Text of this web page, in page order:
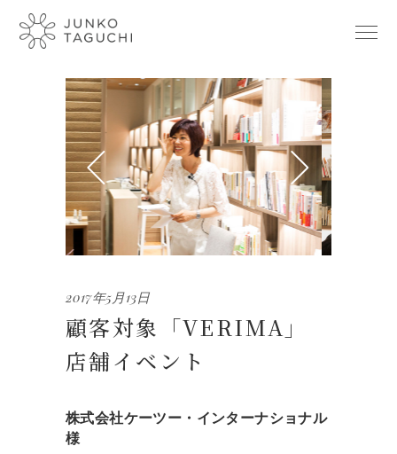
2017年5月13日
顧客対象「VERIMA」
店舗イベント
株式会社ケーツー・インターナショナル
様